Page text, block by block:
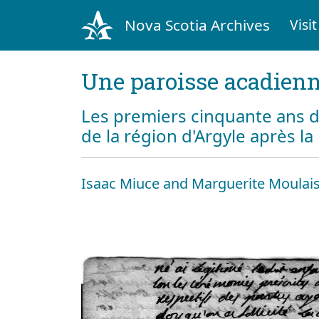
Nova Scotia Archives Visit
Une paroisse
Les premiers cinquante ans
de la région d'Argyle après
Isaac Miuce and Marguerite